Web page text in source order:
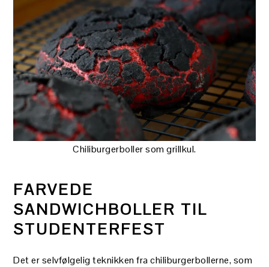
Chiliburgerboller som grillkul.
FARVEDE
SANDWICHBOLLER TIL
STUDENTERFEST
Det er selvfølgelig teknikken fra chiliburgerbollerne, som